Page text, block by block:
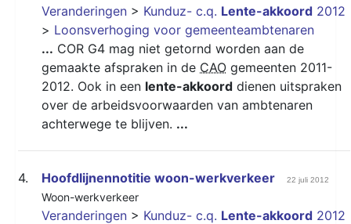
Veranderingen > Kunduz- c.q. Lente-akkoord 2012
> Loonsverhoging voor gemeenteambtenaren
... COR G4 mag niet getornd worden aan de
gemaakte afspraken in de CAO gemeenten 2011-
2012. Ook in een lente-akkoord dienen uitspraken
over de arbeidsvoorwaarden van ambtenaren
achterwege te blijven. ...
4. Hoofdlijnennotitie woon-werkverkeer 22 juli 2012
Woon-werkverkeer
Veranderingen > Kunduz- c.q. Lente-akkoord 2012